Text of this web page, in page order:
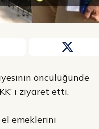
öncülüğünde
ı ziyaret etti.
el emeklerini